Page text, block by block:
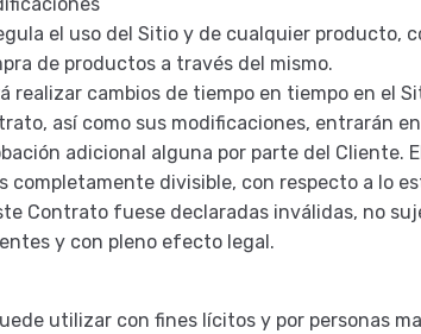
el uso del Sitio y de cualquier producto,
de productos a través del mismo.
realizar cambios de tiempo en tiempo en el
así como sus modificaciones, entrarán
adicional alguna por parte del Cliente.
completamente divisible, con respecto a lo
Contrato fuese declaradas inválidas, no
y con pleno efecto legal.
utilizar con fines lícitos y por personas